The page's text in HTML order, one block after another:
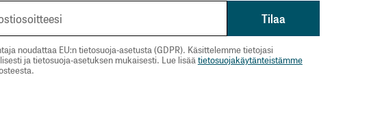
noudattaa EU:n tietosuoja-asetusta (GDPR). Käsittelemme tietojasi
ja tietosuoja-asetuksen mukaisesti. Lue lisäätietosuojakäytänteistämme